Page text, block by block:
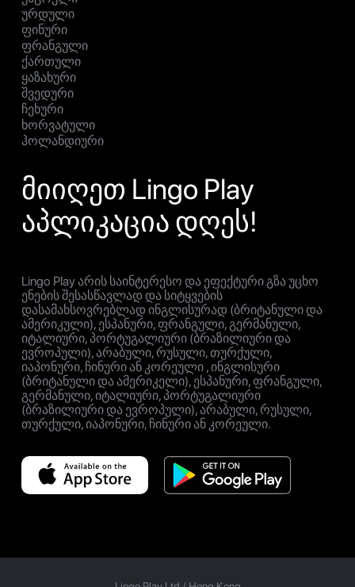
ურდული
ფინური
ფრანგული
ქართული
ყაზახური
შვედური
ჩეხური
ხორვატული
ჰოლანდიური
მიიღეთ Lingo Play
აპლიკაცია დღეს!
Lingo Play არის საინტერესო და ეფექტური გზა უცხო
ენების შესასწავლად და სიტყვების
დასამახსოვრებლად ინგლისურად (ბრიტანული და
ამერიკული), ესპანური, ფრანგული, გერმანული,
იტალიური, პორტუგალიური (ბრაზილიური და
ევროპული), არაბული, რუსული, თურქული,
იაპონური, ჩინური ან კორეული , ინგლისური
(ბრიტანული და ამერიკელი), ესპანური, ფრანგული,
გერმანული, იტალიური, პორტუგალიური
(ბრაზილიური და ევროპული), არაბული, რუსული,
თურქული, იაპონური, ჩინური ან კორეული.